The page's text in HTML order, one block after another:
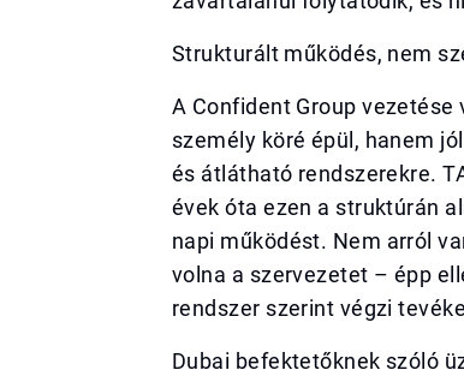
Strukturált működés, nem
A Confident Group
személy köré épül, hanem
és átlátható rendszerekre.
évek óta ezen a struktúrán
napi működést. Nem arról
volna a szervezetet – épp
rendszer szerint végzi
Dubai befektetőknek szóló